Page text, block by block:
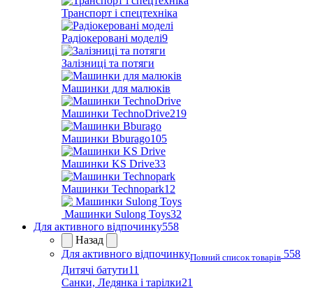
Транспорт і спецтехніка
Радіокеровані моделі9
Залізниці та потяги
Машинки для малюків
Машинки TechnoDrive219
Машинки Bburago105
Машинки KS Drive33
Машинки Technopark12
Машинки Sulong Toys32
Для активного відпочинку558
Назад
Для активного відпочинкуПовний список товарів 558
Дитячі батути11
Санки, Ледянка і тарілки21